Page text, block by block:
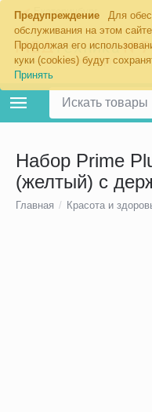
Предупреждение
Для
обслуживания на этом
Продолжая его
куки (cookies) будут
Принять
Екатеринбург
Набор Prime
(желтый) с
Главная / Красота и